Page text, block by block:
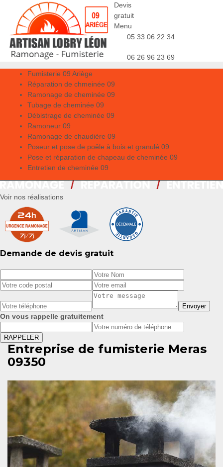
Devis
gratuit
Menu
05 33 06 22 34
06 26 96 23 69
Fumisterie 09 Ariège
Réparation de chmeinée 09
Ramonage de cheminée 09
Tubage de cheminée 09
Débistrage de cheminée 09
Ramoneur 09
Ramonage de chaudière 09
Poseur et pose de poêle à bois et granulé 09
Pose et réparation de chapeau de cheminée 09
Entretien de cheminée 09
Voir nos réalisations
Demande de devis gratuit
On vous rappelle gratuitement
Entreprise de fumisterie Meras
09350